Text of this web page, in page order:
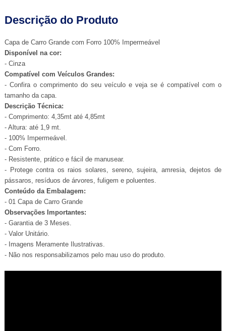
Descrição do Produto
Capa de Carro Grande com Forro 100% Impermeável
Disponível na cor:
- Cinza
Compatível com Veículos Grandes:
- Confira o comprimento do seu veículo e veja se é compatível com o
tamanho da capa.
Descrição Técnica:
- Comprimento: 4,35mt até 4,85mt
- Altura: até 1,9 mt.
- 100% Impermeável.
- Com Forro.
- Resistente, prático e fácil de manusear.
- Protege contra os raios solares, sereno, sujeira, amresia, dejetos de
pássaros, resíduos de árvores, fuligem e poluentes.
Conteúdo da Embalagem:
- 01 Capa de Carro Grande
Observações Importantes:
- Garantia de 3 Meses.
- Valor Unitário.
- Imagens Meramente Ilustrativas.
- Não nos responsabilizamos pelo mau uso do produto.